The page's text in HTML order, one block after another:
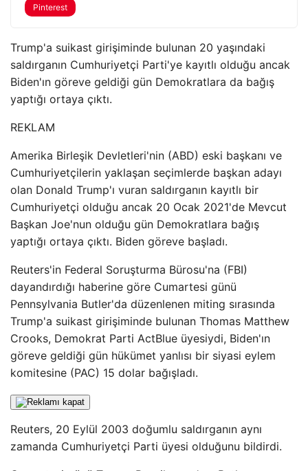
Pinterest
Trump'a suikast girişiminde bulunan 20 yaşındaki
saldırganın Cumhuriyetçi Parti'ye kayıtlı olduğu ancak
Biden'ın göreve geldiği gün Demokratlara da bağış
yaptığı ortaya çıktı.
REKLAM
Amerika Birleşik Devletleri'nin (ABD) eski başkanı ve
Cumhuriyetçilerin yaklaşan seçimlerde başkan adayı
olan Donald Trump'ı vuran saldırganın kayıtlı bir
Cumhuriyetçi olduğu ancak 20 Ocak 2021'de Mevcut
Başkan Joe'nun olduğu gün Demokratlara bağış
yaptığı ortaya çıktı. Biden göreve başladı.
Reuters'in Federal Soruşturma Bürosu'na (FBI)
dayandırdığı haberine göre Cumartesi günü
Pennsylvania Butler'da düzenlenen miting sırasında
Trump'a suikast girişiminde bulunan Thomas Matthew
Crooks, Demokrat Parti ActBlue üyesiydi, Biden'ın
göreve geldiği gün hükümet yanlısı bir siyasi eylem
komitesine (PAC) 15 dolar bağışladı.
Reuters, 20 Eylül 2003 doğumlu saldırganın aynı
zamanda Cumhuriyetçi Parti üyesi olduğunu bildirdi.